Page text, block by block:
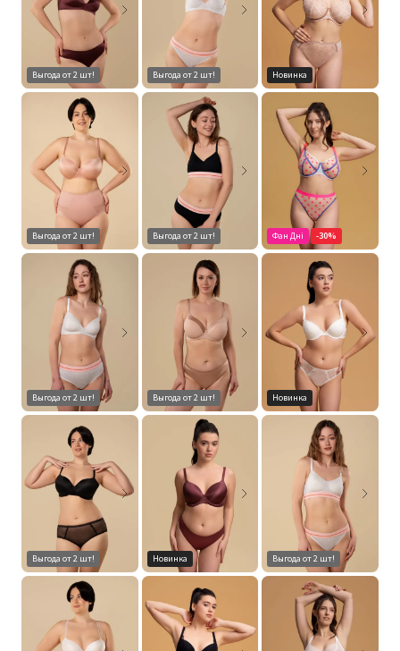
Выгода от 2 шт! Выгода от 2 шт! Новинка
Выгода от 2 шт! Выгода от 2 шт! Фан Дні -30%
Выгода от 2 шт! Выгода от 2 шт! Новинка
Выгода от 2 шт! Новинка Выгода от 2 шт!